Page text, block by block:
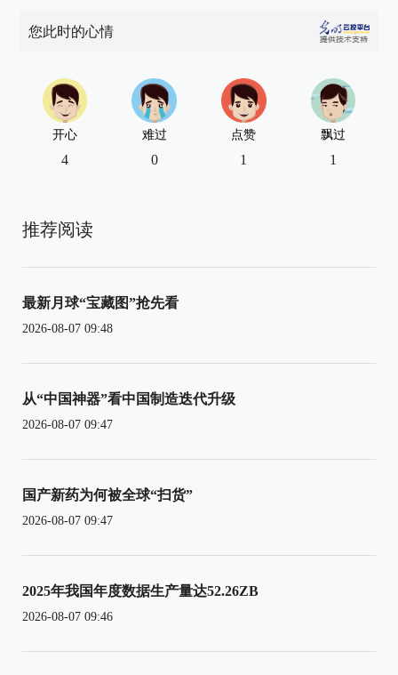
您此时的心情
开心
4
难过
0
点赞
1
飘过
1
推荐阅读
最新月球“宝藏图”抢先看
2026-08-07 09:48
从“中国神器”看中国制造迭代升级
2026-08-07 09:47
国产新药为何被全球“扫货”
2026-08-07 09:47
2025年我国年度数据生产量达52.26ZB
2026-08-07 09:46